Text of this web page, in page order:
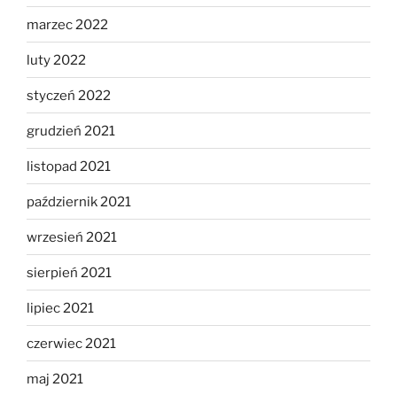
marzec 2022
luty 2022
styczeń 2022
grudzień 2021
listopad 2021
październik 2021
wrzesień 2021
sierpień 2021
lipiec 2021
czerwiec 2021
maj 2021